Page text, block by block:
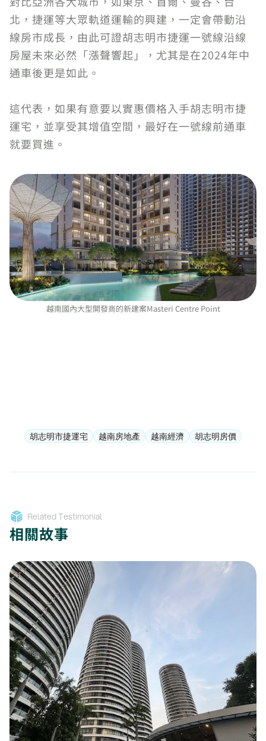
北，捷運等大眾軌道運輸的興建，一定會帶動沿
線房市成長，由此可證胡志明市捷運一號線沿線
房屋未來必然「漲聲響起」，尤其是在2024年中
通車後更是如此。
這代表，如果有意要以實惠價格入手胡志明市捷
運宅，並享受其增值空間，最好在一號線前通車
就要買進。
越南國內大型開發商的新建案Masteri Centre Point
胡志明市捷運宅 越南房地產 越南經濟 胡志明房價
Related Testimonial
相關故事